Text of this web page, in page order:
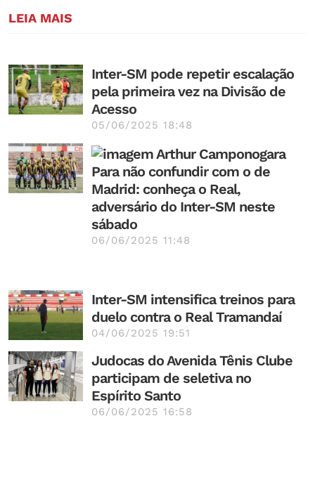
LEIA MAIS
Inter-SM pode repetir escalação
pela primeira vez na Divisão de
Acesso
05/06/2025 18:48
Para não confundir com o de
Madrid: conheça o Real,
adversário do Inter-SM neste
sábado
06/06/2025 11:48
Inter-SM intensifica treinos para
duelo contra o Real Tramandaí
04/06/2025 19:51
Judocas do Avenida Tênis Clube
participam de seletiva no
Espírito Santo
06/06/2025 16:58